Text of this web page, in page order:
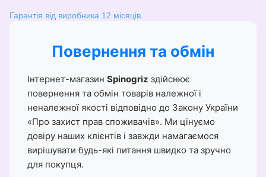
Гарантія від виробника 12 місяців.
Повернення та обмін
Інтернет-магазин Spinogriz здійснює
повернення та обмін товарів належної і
неналежної якості відповідно до Закону України
«Про захист прав споживачів». Ми цінуємо
довіру наших клієнтів і завжди намагаємося
вирішувати будь-які питання швидко та зручно
для покупця.